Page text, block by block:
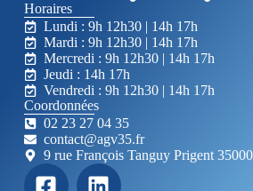
Horaires
Lundi : 9h 12h30 | 14h 17h
Mardi : 9h 12h30 | 14h 17h
Mercredi : 9h 12h30 | 14h 17h
Jeudi : 14h 17h
Vendredi : 9h 12h30 | 14h 17h
Coordonnées
02 23 27 04 35
contact@agv35.fr
9 rue François Tanguy Prigent